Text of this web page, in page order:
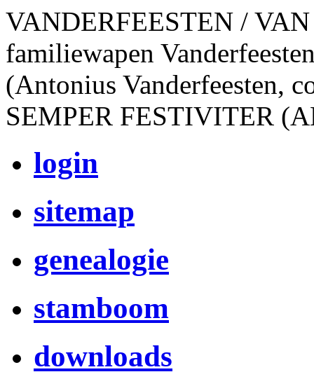
VANDERFEESTEN /
familiewapen
(Antonius Vanderfeesten,
SEMPER FESTIVITER
login
sitemap
genealogie
stamboom
downloads